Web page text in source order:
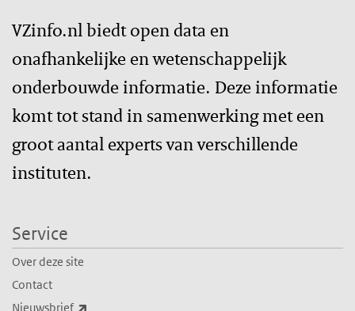
VZinfo.nl biedt open data en
onafhankelijke en wetenschappelijk
onderbouwde informatie. Deze informatie
komt tot stand in samenwerking met een
groot aantal experts van verschillende
instituten.
Service
Over deze site
Contact
Nieuwsbrief